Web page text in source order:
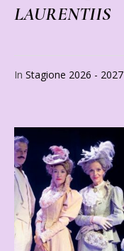
LAURENTIIS
In Stagione 2026 - 2027